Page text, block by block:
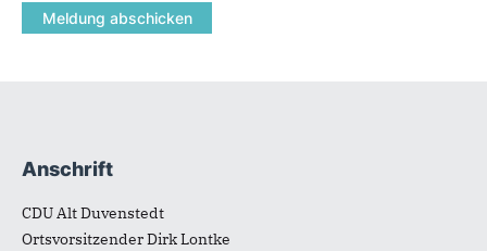
Fußbereich
Anschrift
CDU Alt Duvenstedt
Ortsvorsitzender Dirk Lontke